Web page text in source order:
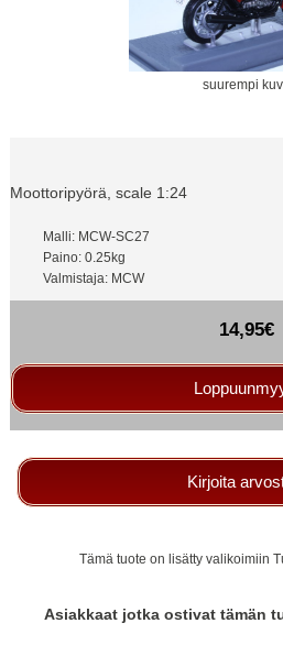
suurempi
Moottoripyörä, scale 1:24
Malli: MCW-SC27
Paino: 0.25kg
Valmistaja: MCW
14,95€
Kirjoita
Tämä tuote on lisätty valikoimiin
Asiakkaat jotka ostivat tämän